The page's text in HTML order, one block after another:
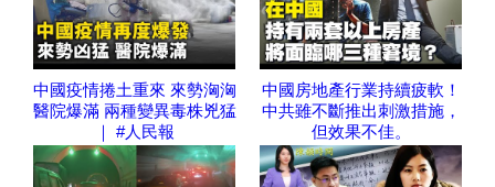
中國疫情捲土重來 來勢洶洶
醫院爆滿 兩種變異毒株兇猛
｜ #人民報
中國房地產行業持續疲軟！
中共雖不斷推出刺激措施，
但效果不佳。